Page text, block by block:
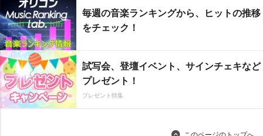
毎週の音楽ランキングから、ヒットの推移
をチェック！
試写会、登壇イベント、サインチェキなど
プレゼント！
プレゼント特集
このページのトップへ